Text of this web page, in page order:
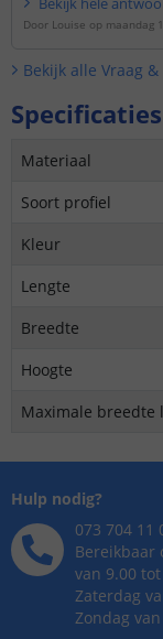
Door Louise op maandag
Bekijk alle Vraag
Specificaties
Materiaal
Soort profiel
Kleur
Lengte
Breedte
Hoogte
Maximale breedte
Hulp nodig?
073 704 11
Bereikbaar
van 9.00
Zaterdag
Zondag